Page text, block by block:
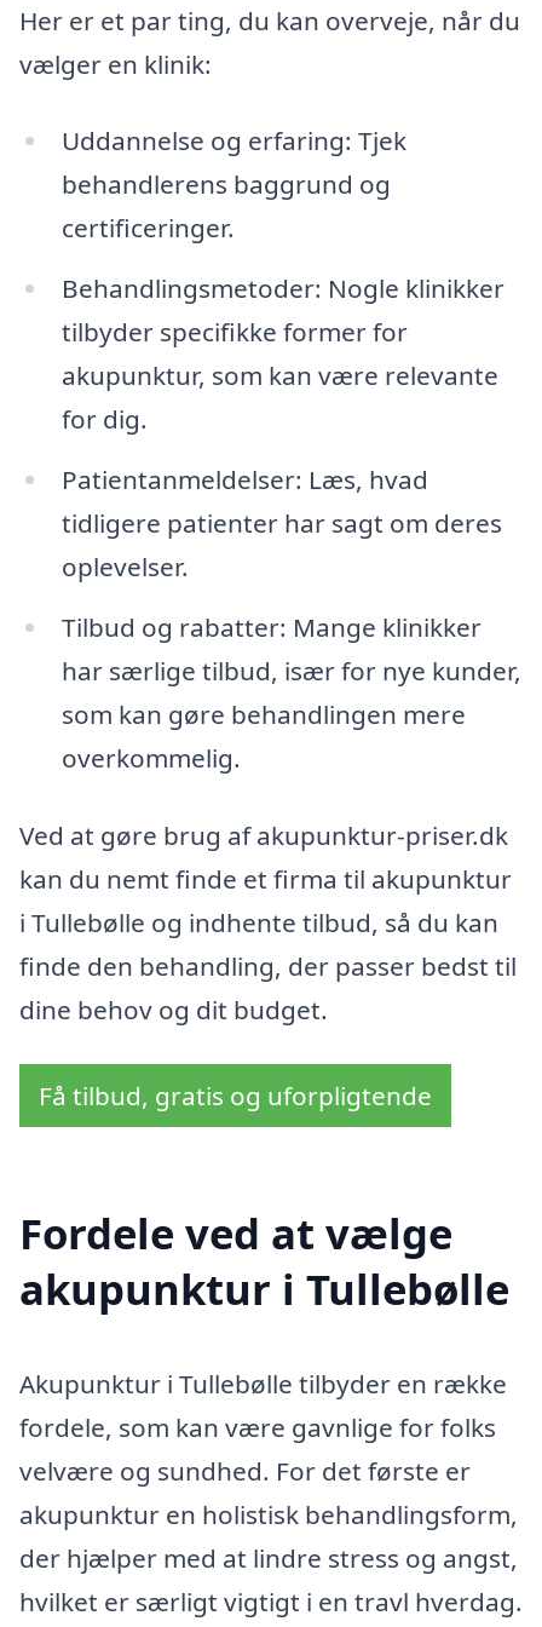
Her er et par ting, du kan overveje, når du
vælger en klinik:
Uddannelse og erfaring: Tjek
behandlerens baggrund og
certificeringer.
Behandlingsmetoder: Nogle klinikker
tilbyder specifikke former for
akupunktur, som kan være relevante
for dig.
Patientanmeldelser: Læs, hvad
tidligere patienter har sagt om deres
oplevelser.
Tilbud og rabatter: Mange klinikker
har særlige tilbud, især for nye kunder,
som kan gøre behandlingen mere
overkommelig.
Ved at gøre brug af akupunktur-priser.dk
kan du nemt finde et firma til akupunktur
i Tullebølle og indhente tilbud, så du kan
finde den behandling, der passer bedst til
dine behov og dit budget.
Få tilbud, gratis og uforpligtende
Fordele ved at vælge
akupunktur i Tullebølle
Akupunktur i Tullebølle tilbyder en række
fordele, som kan være gavnlige for folks
velvære og sundhed. For det første er
akupunktur en holistisk behandlingsform,
der hjælper med at lindre stress og angst,
hvilket er særligt vigtigt i en travl hverdag.